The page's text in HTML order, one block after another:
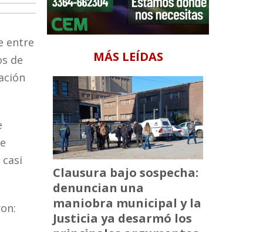
entre
de
MÁS LEÍDAS
Clausura bajo sospecha:
denuncian una
maniobra municipal y la
Justicia ya desarmó los